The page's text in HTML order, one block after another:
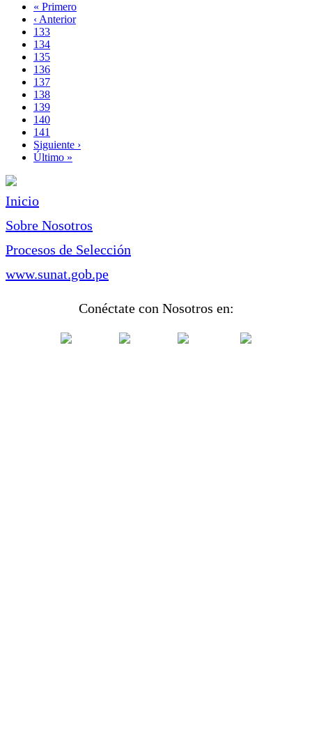
Paginación
Primera
página
« Primero
Página
anterior
‹ Anterior
Page
133
Page
134
Page
135
Page
136
Página
actual
137
Page
138
Page
139
Page
140
Page
141
Siguiente
página
Siguiente ›
Última
Último »
Inicio
Sobre Nosotros
Procesos de Selección
www.sunat.gob.pe
Conéctate con Nosotros en: